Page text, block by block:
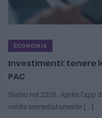
ECONOMIA
Investimenti: tenere
PAC
Siamo nel 2026. Aprite l’app
venite immediatamente [...]